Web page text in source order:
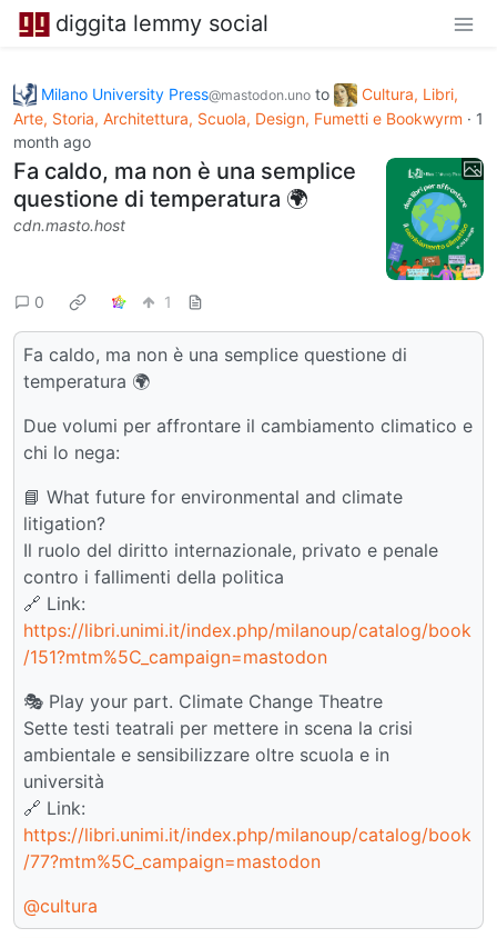
diggita lemmy social
Milano University Press@mastodon.uno to
Cultura, Libri,
Arte, Storia, Architettura, Scuola, Design, Fumetti e Bookwyrm · 1
month ago
Fa caldo, ma non è una semplice
questione di temperatura 🌍
cdn.masto.host
0 1
Fa caldo, ma non è una semplice questione di
temperatura 🌍
Due volumi per affrontare il cambiamento climatico e
chi lo nega:
📘 What future for environmental and climate
litigation?
Il ruolo del diritto internazionale, privato e penale
contro i fallimenti della politica
🔗 Link:
https://libri.unimi.it/index.php/milanoup/catalog/book
/151?mtm%5C_campaign=mastodon
🎭 Play your part. Climate Change Theatre
Sette testi teatrali per mettere in scena la crisi
ambientale e sensibilizzare oltre scuola e in
università
🔗 Link:
https://libri.unimi.it/index.php/milanoup/catalog/book
/77?mtm%5C_campaign=mastodon
@cultura